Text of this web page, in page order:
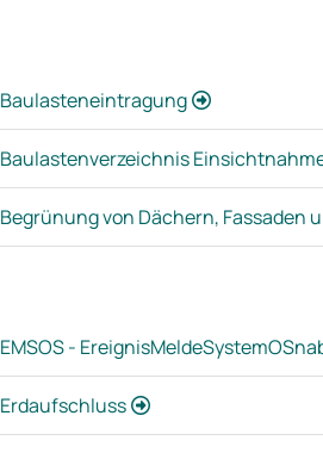
Baulasteneintragung
Baulastenverzeichnis
Begrünung von Dächern, Fassaden
EMSOS -
Erdaufschluss